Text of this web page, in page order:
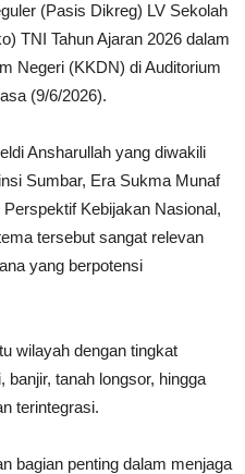
(Pasis Dikreg) LV Sekolah
TNI Tahun Ajaran 2026 dalam
Negeri (KKDN) di Auditorium
(9/6/2026).
Ansharullah yang diwakili
Sumbar, Era Sukma Munaf
Kebijakan Nasional,
tersebut sangat relevan
yang berpotensi
wilayah dengan tingkat
tanah longsor, hingga
terintegrasi.
bagian penting dalam menjaga